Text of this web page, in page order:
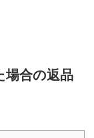
場合の返品